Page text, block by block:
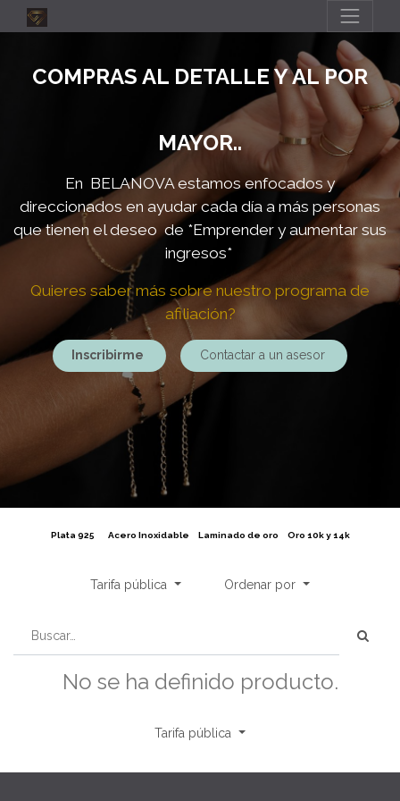
COMPRAS AL DETALLE Y AL POR
MAYOR..
En BELANOVA estamos enfocados y
direccionados en ayudar cada día a más personas
que tienen el deseo de *Emprender y aumentar sus
ingresos*
Quieres saber más sobre nuestro programa de
afiliación?
Inscribirme Contactar a un asesor
Plata 925 Acero Inoxidable Laminado de oro Oro 10k y 14k
Tarifa pública Ordenar por
No se ha definido producto.
Tarifa pública